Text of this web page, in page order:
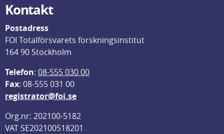
Kontakt
Postadress
FOI Totalförsvarets forskningsinstitut
164 90 Stockholm
Telefon: 08-555 030 00
Fax: 08-555 031 00
registrator@foi.se
Org.nr: 202100-5182
VAT SE202100518201